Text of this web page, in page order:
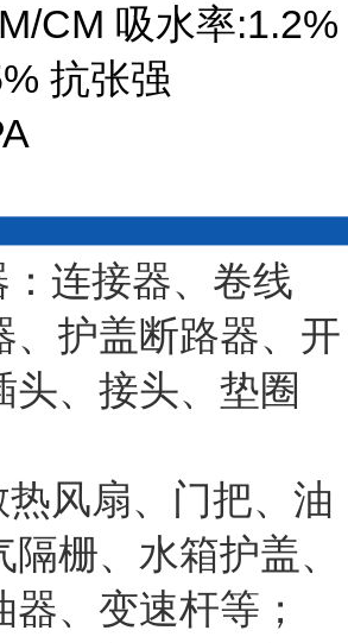
CM 吸水率:1.2%
抗张强
连接器、卷线
、护盖断路器、开
头、接头、垫圈
风扇、门把、油
栅、水箱护盖、
、变速杆等；